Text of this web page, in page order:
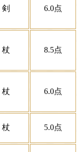
剣 6.0点
杖 8.5点
杖 6.0点
杖 5.0点